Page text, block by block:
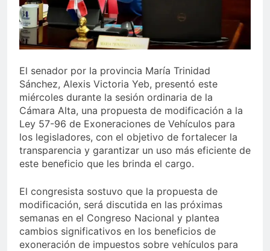
El senador por la provincia María Trinidad
Sánchez, Alexis Victoria Yeb, presentó este
miércoles durante la sesión ordinaria de la
Cámara Alta, una propuesta de modificación a la
Ley 57-96 de Exoneraciones de Vehículos para
los legisladores, con el objetivo de fortalecer la
transparencia y garantizar un uso más eficiente de
este beneficio que les brinda el cargo.
El congresista sostuvo que la propuesta de
modificación, será discutida en las próximas
semanas en el Congreso Nacional y plantea
cambios significativos en los beneficios de
exoneración de impuestos sobre vehículos para